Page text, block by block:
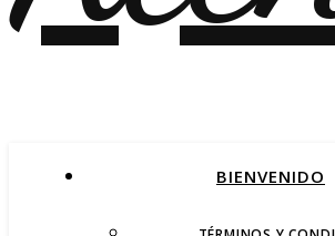
BIENVENIDO